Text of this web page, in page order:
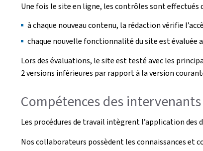
Une fois le site en ligne, les contrôles sont effectués
à chaque nouveau contenu, la rédaction vérifie
chaque nouvelle fonctionnalité du site est évaluée
Lors des évaluations, le site est testé avec les
2 versions inférieures par rapport à la version
Compétences des intervenants
Les procédures de travail intègrent l’application
Nos collaborateurs possèdent les connaissances et